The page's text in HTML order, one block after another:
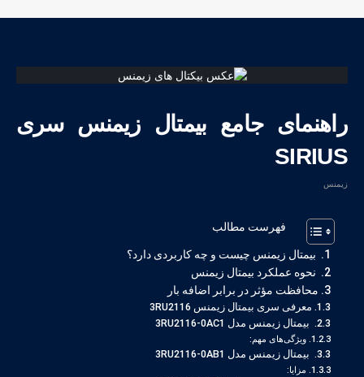
راهنمای جامع بیمتال زیمنس سری
SIRIUS
زیمنس
فهرست مطالب
بیمتال زیمنس چیست و چه کاربردی دارد؟
نحوه عملکرد بیمتال زیمنس
محافظت مؤثر در برابر اضافه بار
معرفی سری بیمتال زیمنس 3RU2116
بیمتال زیمنس مدل 3RU2116-0AC1
ویژگی‌های مهم:
بیمتال زیمنس مدل 3RU2116-0AB1
مزایا: